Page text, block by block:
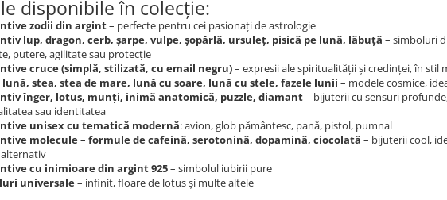
disponibile în colecție:
zodii din argint– perfecte pentru cei pasionați de astrologie
lup, dragon, cerb, șarpe, vulpe, șopârlă, ursuleț, pisică pe lună, lăbuță – simboluri
putere, agilitate sau protecție
cruce (simplă, stilizată, cu email negru)– expresii ale spiritualității și credinței, în stil
lună, stea, stea de mare, lună cu soare, lună cu stele, fazele lunii – modele cosmice,
înger, lotus, munți, inimă anatomică, puzzle, diamant– bijuterii cu sensuri
sau identitatea
unisex cu tematică modernă: avion, glob pământesc, pană, pistol, pumnal
molecule – formule de cafeină, serotonină, dopamină, ciocolată – bijuterii cool,
cu inimioare din argint 925– simbolul iubirii pure
universale– infinit, floare de lotus și multe altele